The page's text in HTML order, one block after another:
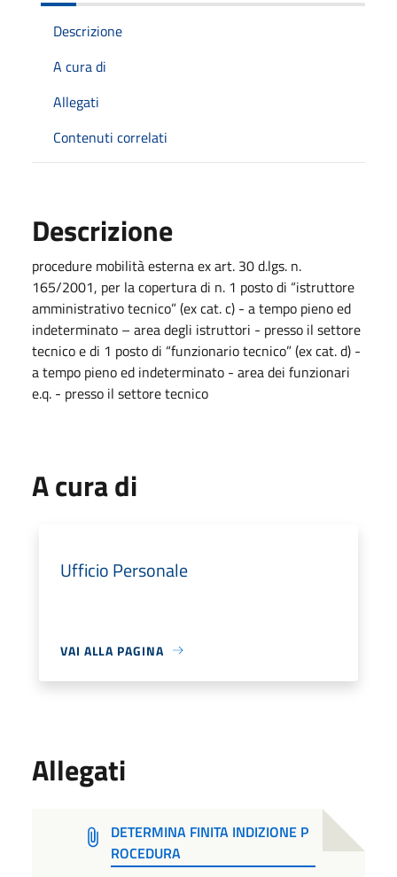
Descrizione
A cura di
Allegati
Contenuti correlati
Descrizione
procedure mobilità esterna ex art. 30 d.lgs. n.
165/2001, per la copertura di n. 1 posto di “istruttore
amministrativo tecnico” (ex cat. c) - a tempo pieno ed
indeterminato – area degli istruttori - presso il settore
tecnico e di 1 posto di “funzionario tecnico” (ex cat. d) -
a tempo pieno ed indeterminato - area dei funzionari
e.q. - presso il settore tecnico
A cura di
Ufficio Personale
VAI ALLA PAGINA
Allegati
DETERMINA FINITA INDIZIONE P
ROCEDURA